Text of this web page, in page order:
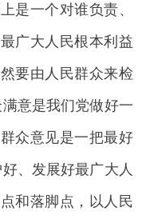
是一个对谁负责、
广大人民根本利益
要由人民群众来检
意是我们党做好一
众意见是一把最好
、发展好最广大人
和落脚点，以人民